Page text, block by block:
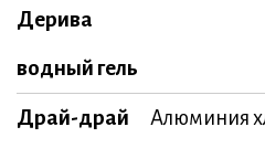
Дерива
водный гель
Драй-драй Алюминия